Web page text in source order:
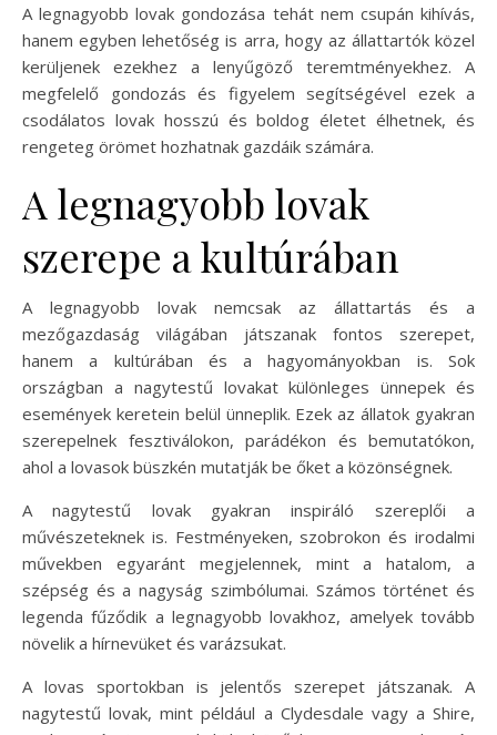
A legnagyobb lovak gondozása tehát nem csupán kihívás,
hanem egyben lehetőség is arra, hogy az állattartók közel
kerüljenek ezekhez a lenyűgöző teremtményekhez. A
megfelelő gondozás és figyelem segítségével ezek a
csodálatos lovak hosszú és boldog életet élhetnek, és
rengeteg örömet hozhatnak gazdáik számára.
A legnagyobb lovak
szerepe a kultúrában
A legnagyobb lovak nemcsak az állattartás és a
mezőgazdaság világában játszanak fontos szerepet,
hanem a kultúrában és a hagyományokban is. Sok
országban a nagytestű lovakat különleges ünnepek és
események keretein belül ünneplik. Ezek az állatok gyakran
szerepelnek fesztiválokon, parádékon és bemutatókon,
ahol a lovasok büszkén mutatják be őket a közönségnek.
A nagytestű lovak gyakran inspiráló szereplői a
művészeteknek is. Festményeken, szobrokon és irodalmi
művekben egyaránt megjelennek, mint a hatalom, a
szépség és a nagyság szimbólumai. Számos történet és
legenda fűződik a legnagyobb lovakhoz, amelyek tovább
növelik a hírnevüket és varázsukat.
A lovas sportokban is jelentős szerepet játszanak. A
nagytestű lovak, mint például a Clydesdale vagy a Shire,